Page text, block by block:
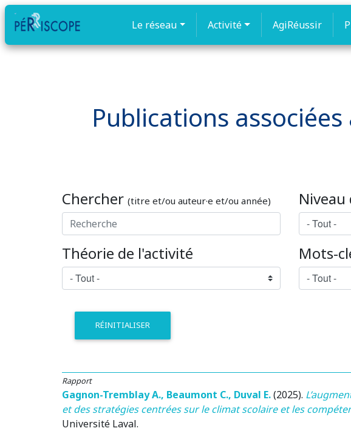
Le réseau Activité AgiRéussir
Publications
Chercher (titre et/ou auteur·e et/ou année)
Théorie de l'activité Mots-
RÉINITIALISER
Rapport
Gagnon-Tremblay A., Beaumont C., Duval E.(2025).
et des stratégies centrées sur le climat scolaire et les
Université Laval.